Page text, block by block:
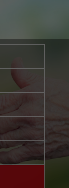
Mit der
immer wieder